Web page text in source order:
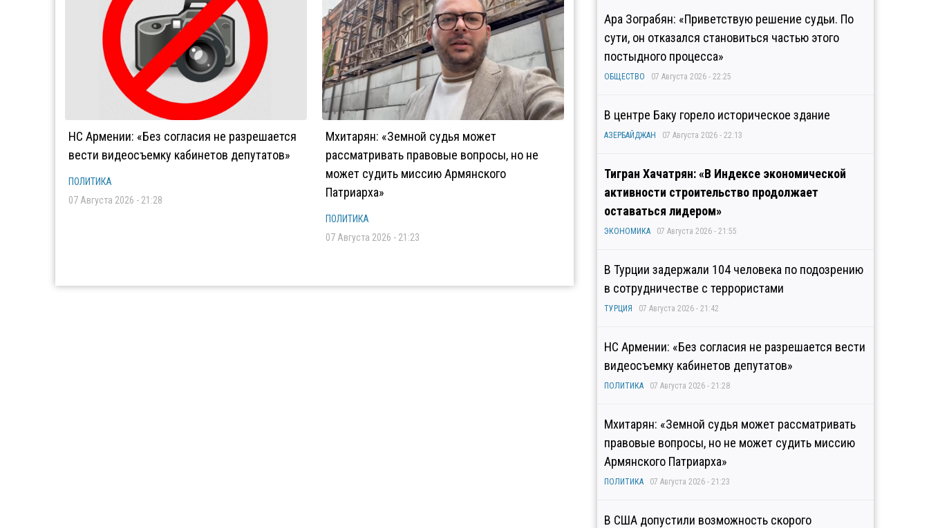
НС Армении: «Без согласия не разрешается
вести видеосъемку кабинетов депутатов»
ПОЛИТИКА
07 Августа 2026 - 21:28
Мхитарян: «Земной судья может
рассматривать правовые вопросы, но не
может судить миссию Армянского
Патриарха»
ПОЛИТИКА
07 Августа 2026 - 21:23
Ара Зограбян: «Приветствую решение судьи. По
сути, он отказался становиться частью этого
постыдного процесса»
ОБЩЕСТВО 07 Августа 2026 - 22:25
В центре Баку горело историческое здание
АЗЕРБАЙДЖАН 07 Августа 2026 - 22:13
Тигран Хачатрян: «В Индексе экономической
активности строительство продолжает
оставаться лидером»
ЭКОНОМИКА 07 Августа 2026 - 21:55
В Турции задержали 104 человека по подозрению
в сотрудничестве с террористами
ТУРЦИЯ 07 Августа 2026 - 21:42
НС Армении: «Без согласия не разрешается вести
видеосъемку кабинетов депутатов»
ПОЛИТИКА 07 Августа 2026 - 21:28
Мхитарян: «Земной судья может рассматривать
правовые вопросы, но не может судить миссию
Армянского Патриарха»
ПОЛИТИКА 07 Августа 2026 - 21:23
В США допустили возможность скорого